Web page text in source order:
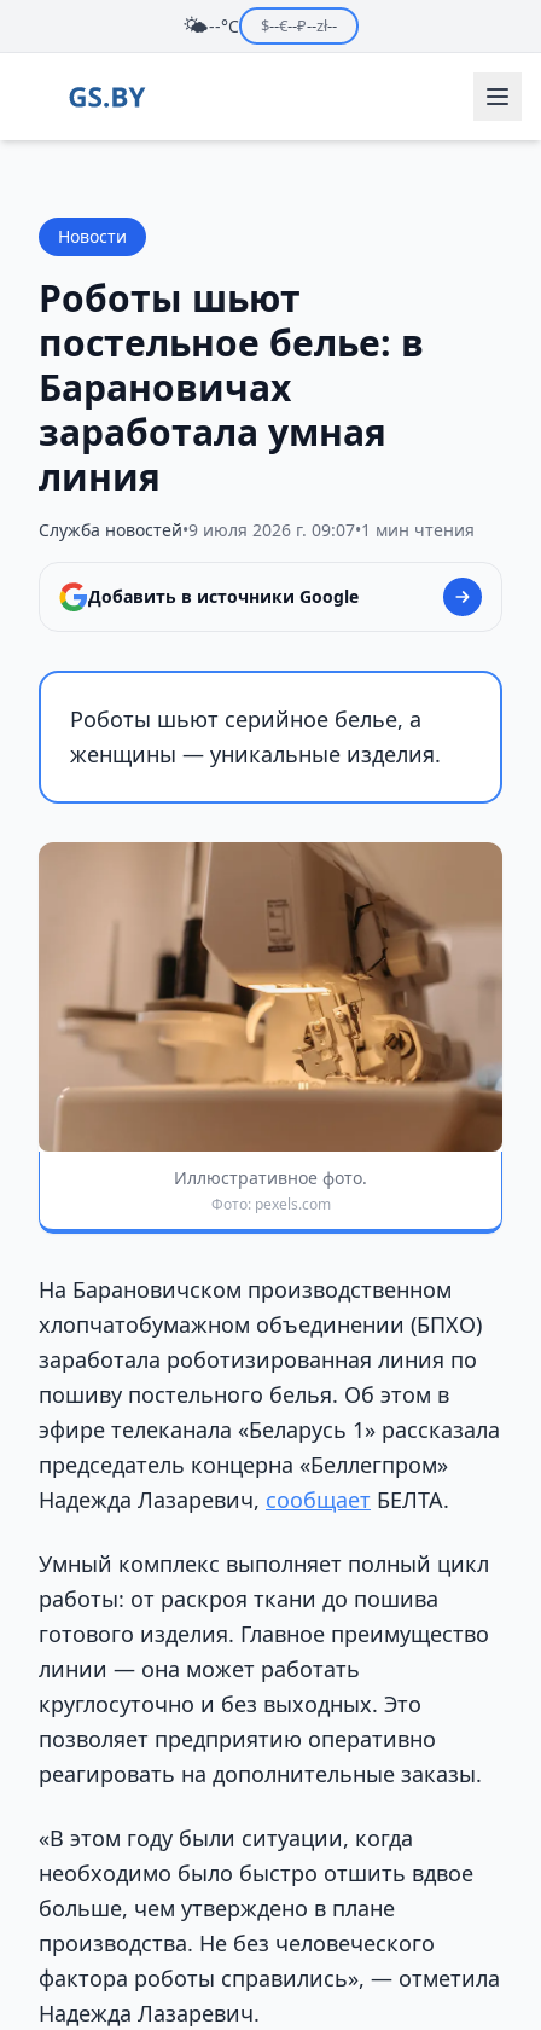
🌤️--°C $--€--₽--zł--
Новости
Роботы шьют
постельное белье: в
Барановичах
заработала умная
линия
Служба новостей•9 июля 2026 г. 09:07•1 мин чтения
Добавить в источники Google
Роботы шьют серийное белье, а
женщины — уникальные изделия.
Иллюстративное фото.
Фото: pexels.com
На Барановичском производственном
хлопчатобумажном объединении (БПХО)
заработала роботизированная линия по
пошиву постельного белья. Об этом в
эфире телеканала «Беларусь 1» рассказала
председатель концерна «Беллегпром»
Надежда Лазаревич, сообщает БЕЛТА.
Умный комплекс выполняет полный цикл
работы: от раскроя ткани до пошива
готового изделия. Главное преимущество
линии — она может работать
круглосуточно и без выходных. Это
позволяет предприятию оперативно
реагировать на дополнительные заказы.
«В этом году были ситуации, когда
необходимо было быстро отшить вдвое
больше, чем утверждено в плане
производства. Не без человеческого
фактора роботы справились», — отметила
Надежда Лазаревич.